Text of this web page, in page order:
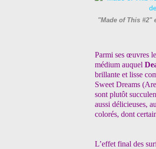
"Made of This #2"
Parmi ses œuvres
médium auquel
brillante et lisse
Sweet Dreams
sont plutôt
aussi délicieuses,
colorés, dont
L’effet final des